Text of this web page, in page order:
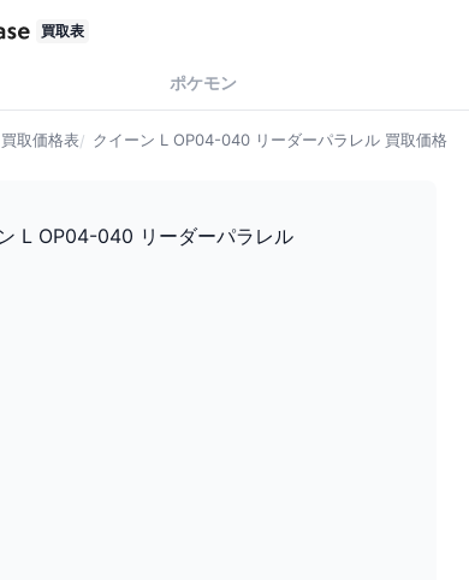
買取表
ポケモン
買取価格表 クイーン L OP04-040 リーダーパラレル 買取価格